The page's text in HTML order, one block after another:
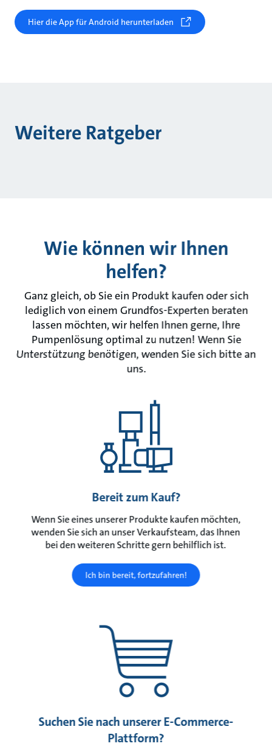
Hier die App für Android herunterladen
Weitere Ratgeber
Wie können wir Ihnen
helfen?
Ganz gleich, ob Sie ein Produkt kaufen oder sich
lediglich von einem Grundfos-Experten beraten
lassen möchten, wir helfen Ihnen gerne, Ihre
Pumpenlösung optimal zu nutzen! Wenn Sie
Unterstützung benötigen, wenden Sie sich bitte an
uns.
Bereit zum Kauf?
Wenn Sie eines unserer Produkte kaufen möchten,
wenden Sie sich an unser Verkaufsteam, das Ihnen
bei den weiteren Schritte gern behilflich ist.
Ich bin bereit, fortzufahren!
Suchen Sie nach unserer E-Commerce-
Plattform?